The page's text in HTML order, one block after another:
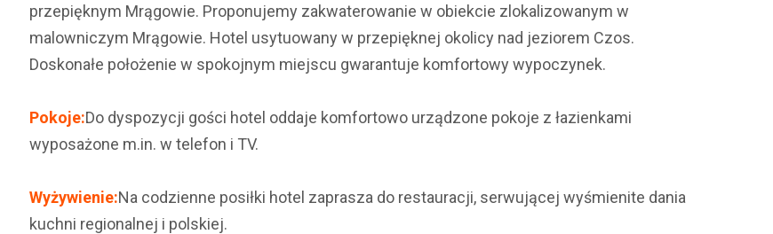
przepięknym Mrągowie. Proponujemy zakwaterowanie w obiekcie zlokalizowanym w
malowniczym Mrągowie. Hotel usytuowany w przepięknej okolicy nad jeziorem Czos.
Doskonałe położenie w spokojnym miejscu gwarantuje komfortowy wypoczynek.
Pokoje:Do dyspozycji gości hotel oddaje komfortowo urządzone pokoje z łazienkami
wyposażone m.in. w telefon i TV.
Wyżywienie:Na codzienne posiłki hotel zaprasza do restauracji, serwującej wyśmienite dania
kuchni regionalnej i polskiej.